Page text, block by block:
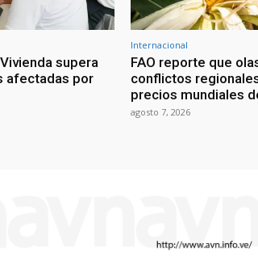
supera
afectadas por
Internacional
FAO reporte que
conflictos
precios mundiales
agosto 7, 2026